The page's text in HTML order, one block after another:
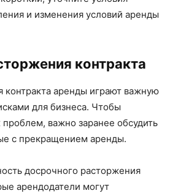
и изменения условий аренды
контракта
контракта аренды играют важную
для бизнеса. Чтобы
важно заранее обсудить
с прекращением аренды.
досрочного расторжения
арендодатели могут